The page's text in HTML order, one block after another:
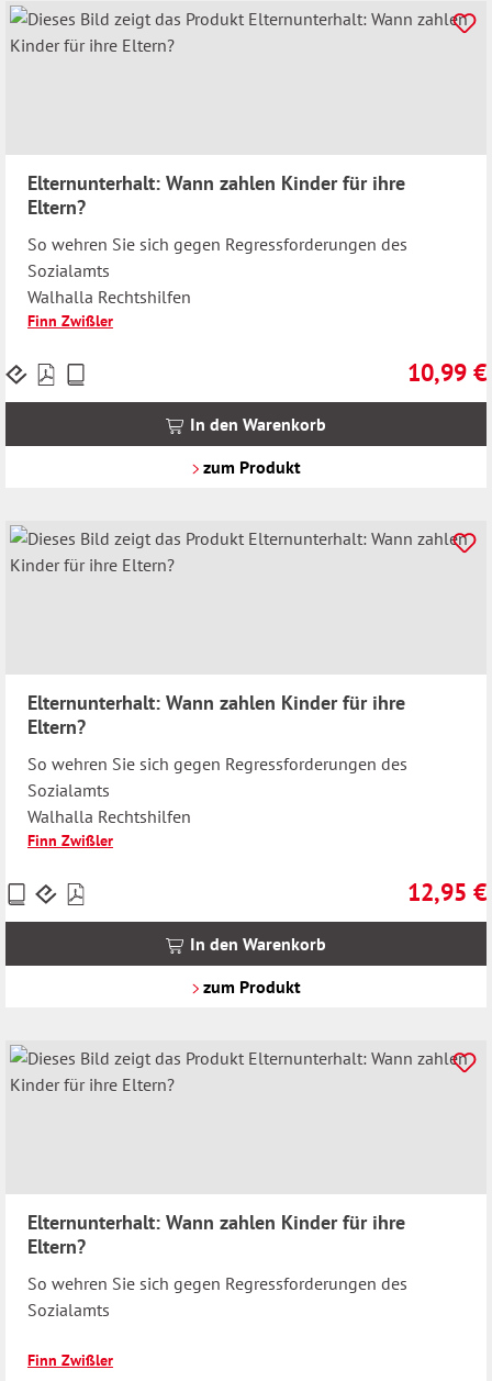
Elternunterhalt: Wann zahlen Kinder für ihre
Eltern?
So wehren Sie sich gegen Regressforderungen des
Sozialamts
Walhalla Rechtshilfen
Finn Zwißler
10,99 €
Preise
In den Warenkorb
zum Produkt
Elternunterhalt: Wann zahlen Kinder für ihre
Eltern?
So wehren Sie sich gegen Regressforderungen des
Sozialamts
Walhalla Rechtshilfen
Finn Zwißler
12,95 €
Preise
inkl.
In den Warenkorb
zum Produkt
Elternunterhalt: Wann zahlen Kinder für ihre
Eltern?
So wehren Sie sich gegen Regressforderungen des
Sozialamts
Finn Zwißler